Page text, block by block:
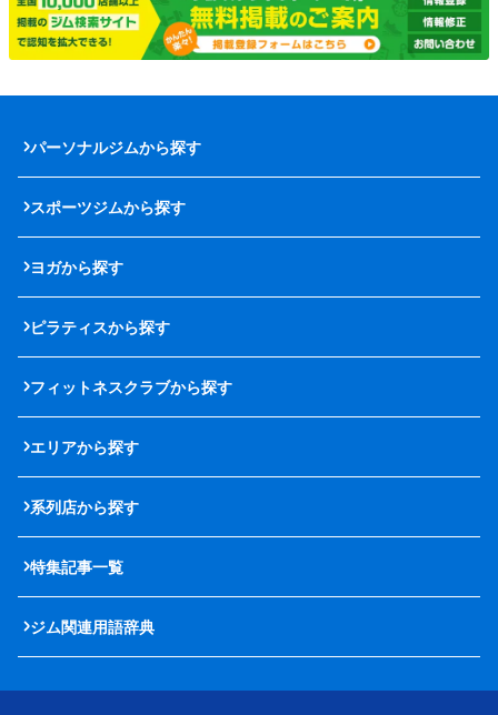
パーソナルジムから探す
スポーツジムから探す
ヨガから探す
ピラティスから探す
フィットネスクラブから探す
エリアから探す
系列店から探す
特集記事一覧
ジム関連用語辞典